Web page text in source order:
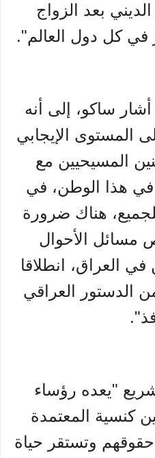
الديني بعد الزواج
في كل دول العالم".
أشار ساكو، إلى أنه
المستوى الإيجابي
المسيحيين مع
في هذا الوطن، في
هناك ضرورة
مسائل الأحوال
العراق، انطلاقا
نص المادة 41 من الدستور العراقي
"يعده رؤساء
كنسية المعتمدة
وتستقر حياة